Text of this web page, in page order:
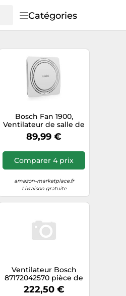
Catégories
Bosch Fan 1900,
Ventilateur de salle de
bain silencieux &
puissant, 125mm
89,99 €
Comparer 4 prix
amazon-marketplace.fr
Livraison gratuite
Ventilateur Bosch
87172042570 pièce de
rechange
222,50 €